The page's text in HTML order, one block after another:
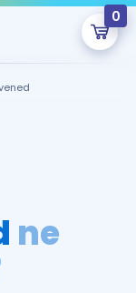
0
eğitim seni
ne